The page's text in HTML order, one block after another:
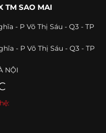
TM SAO MAI
- P Võ Thị Sáu - Q3 - TP
- P Võ Thị Sáu - Q3 - TP
NỘI